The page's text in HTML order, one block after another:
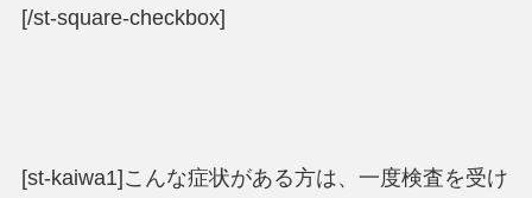
[/st-square-checkbox]
[st-kaiwa1]こんな症状がある方は、一度検査を受け